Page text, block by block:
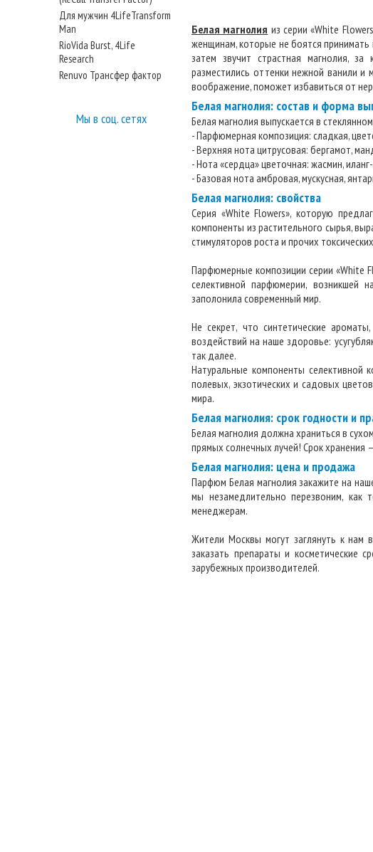
Для мужчин 4LifeTransform
Man
RioVida Burst, 4Life
Research
Renuvo Трансфер фактор
Мы в соц. сетях
Белая магнолия из серии «White
женщинам, которые не боятся
затем звучит страстная магнолия,
разместились оттенки нежной ванили и
воображение, поможет избавиться от
Белая магнолия: состав и форма
Белая магнолия выпускается в
- Парфюмерная композиция: сладкая,
- Верхняя нота цитрусовая: бергамот,
- Нота «сердца» цветочная: жасмин,
- Базовая нота амбровая, мускусная,
Белая магнолия: свойства
Серия «White Flowers», которую
компоненты из растительного сырья,
стимуляторов роста и прочих
Парфюмерные композиции серии «White
селективной парфюмерии, возникшей
заполонила современный мир.
Не секрет, что синтетические
воздействий на наше здоровье:
так далее.
Натуральные компоненты
полевых, экзотических и садовых
мира.
Белая магнолия: срок годности и
Белая магнолия должна храниться в
прямых солнечных лучей! Срок хранения
Белая магнолия: цена и продажа
Парфюм Белая магнолия закажите на
мы незамедлительно перезвоним,
менеджерам.
Жители Москвы могут заглянуть к
заказать препараты и косметические
зарубежных производителей.